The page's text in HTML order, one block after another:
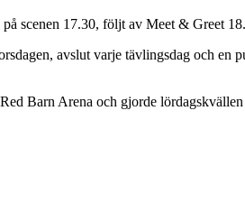
scenen 17.30, följt av Meet & Greet
avslut varje tävlingsdag och en
Barn Arena och gjorde